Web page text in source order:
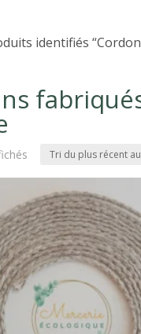
identifiés
Trié
du
plus
récent
au
plus
ancien